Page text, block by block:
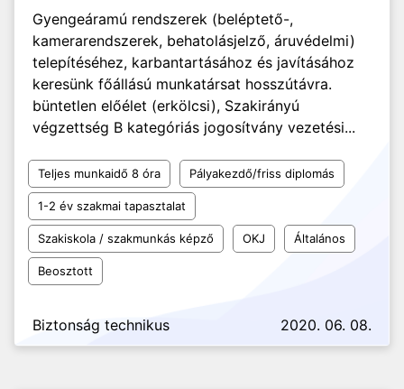
Gyengeáramú rendszerek (beléptető-,
kamerarendszerek, behatolásjelző, áruvédelmi)
telepítéséhez, karbantartásához és javításához
keresünk főállású munkatársat hosszútávra.
büntetlen előélet (erkölcsi), Szakirányú
végzettség B kategóriás jogosítvány vezetési...
Teljes munkaidő 8 óra Pályakezdő/friss diplomás
1-2 év szakmai tapasztalat
Szakiskola / szakmunkás képző OKJ Általános
Beosztott
Biztonság technikus 2020. 06. 08.